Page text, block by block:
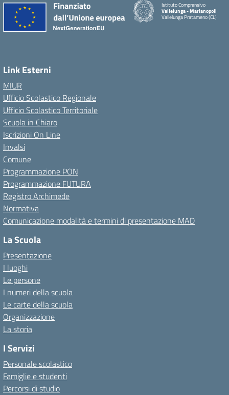
Istituto Comprensivo
Vallelunga - Marianopoli
Vallelunga Pratameno (CL)
Link Esterni
MIUR
Ufficio Scolastico Regionale
Ufficio Scolastico Territoriale
Scuola in Chiaro
Iscrizioni On Line
Invalsi
Comune
Programmazione PON
Programmazione FUTURA
Registro Archimede
Normativa
Comunicazione modalità e termini di presentazione MAD
La Scuola
Presentazione
I luoghi
Le persone
I numeri della scuola
Le carte della scuola
Organizzazione
La storia
I Servizi
Personale scolastico
Famiglie e studenti
Percorsi di studio